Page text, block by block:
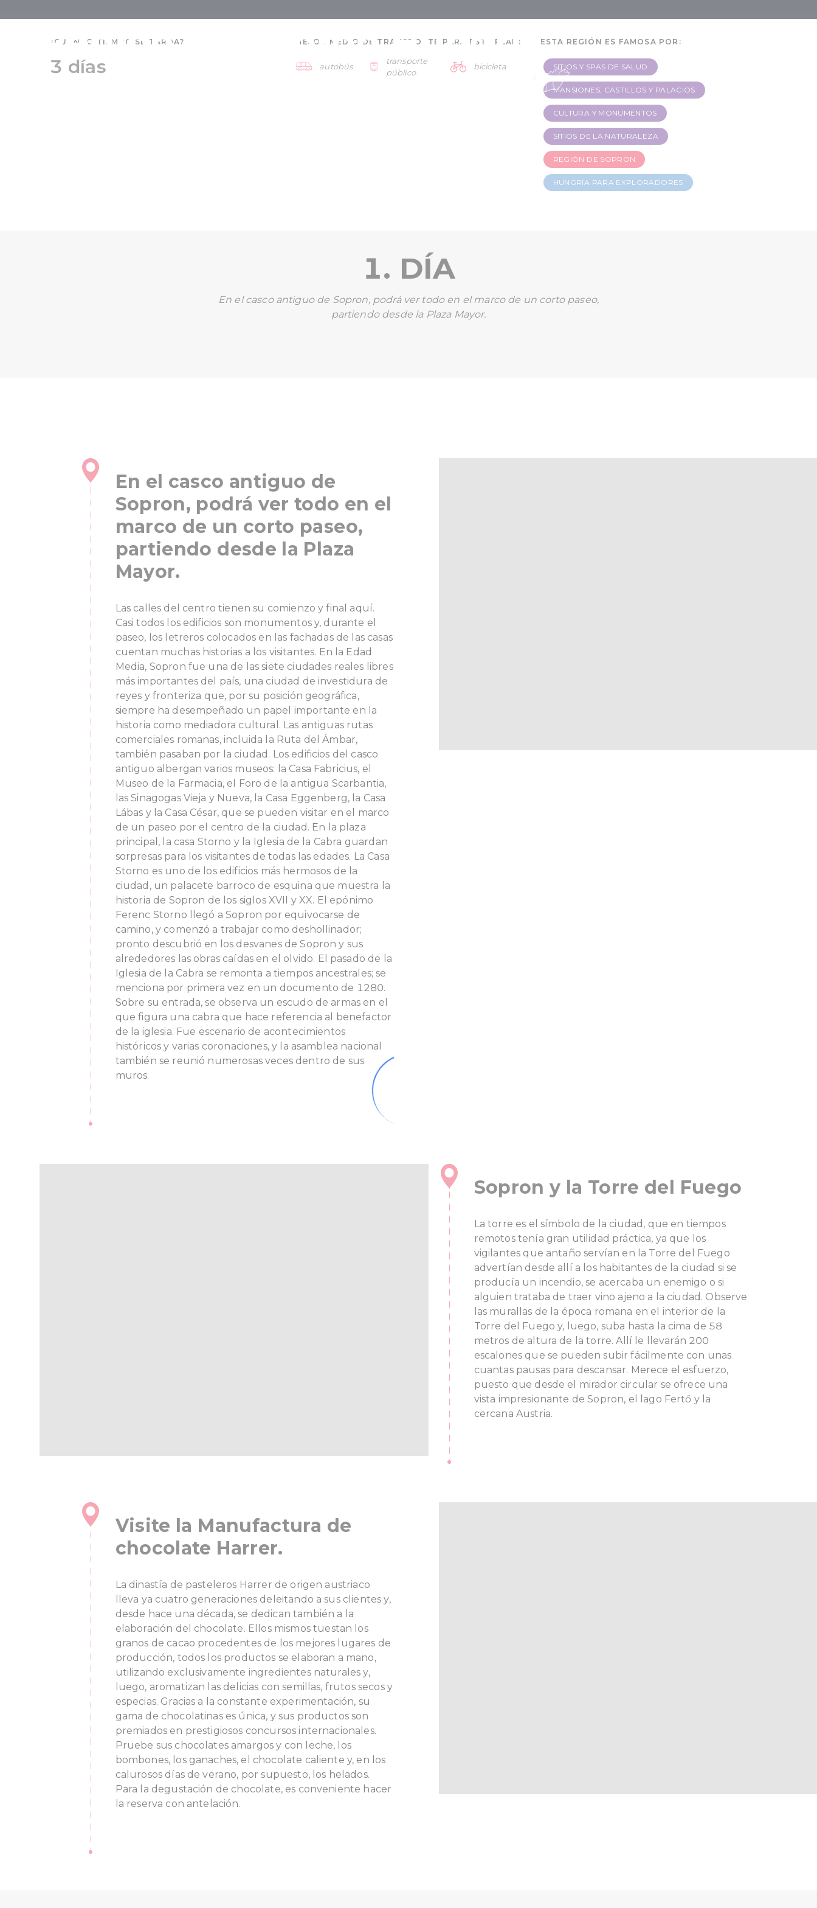
Región de Sopron Hungría
para exploradores - 3 días
¿CUÁNTO TIEMPO SE TARDA?
3 días
MEJOR MEDIO DE TRANSPORTE PARA ESTE PLAN:
autobús
transporte
público
bicicleta
ESTA REGIÓN ES FAMOSA POR:
SITIOS Y SPAS DE SALUD
MANSIONES, CASTILLOS Y PALACIOS
CULTURA Y MONUMENTOS
SITIOS DE LA NATURALEZA
REGIÓN DE SOPRON
HUNGRÍA PARA EXPLORADORES
1. DÍA
En el casco antiguo de Sopron, podrá ver todo en el marco de un corto paseo,
partiendo desde la Plaza Mayor.
En el casco antiguo de
Sopron, podrá ver todo en el
marco de un corto paseo,
partiendo desde la Plaza
Mayor.
Las calles del centro tienen su comienzo y final aquí.
Casi todos los edificios son monumentos y, durante el
paseo, los letreros colocados en las fachadas de las casas
cuentan muchas historias a los visitantes. En la Edad
Media, Sopron fue una de las siete ciudades reales libres
más importantes del país, una ciudad de investidura de
reyes y fronteriza que, por su posición geográfica,
siempre ha desempeñado un papel importante en la
historia como mediadora cultural. Las antiguas rutas
comerciales romanas, incluida la Ruta del Ámbar,
también pasaban por la ciudad. Los edificios del casco
antiguo albergan varios museos: la Casa Fabricius, el
Museo de la Farmacia, el Foro de la antigua Scarbantia,
las Sinagogas Vieja y Nueva, la Casa Eggenberg, la Casa
Lábas y la Casa César, que se pueden visitar en el marco
de un paseo por el centro de la ciudad. En la plaza
principal, la casa Storno y la Iglesia de la Cabra guardan
sorpresas para los visitantes de todas las edades. La Casa
Storno es uno de los edificios más hermosos de la
ciudad, un palacete barroco de esquina que muestra la
historia de Sopron de los siglos XVII y XX. El epónimo
Ferenc Storno llegó a Sopron por equivocarse de
camino, y comenzó a trabajar como deshollinador;
pronto descubrió en los desvanes de Sopron y sus
alrededores las obras caídas en el olvido. El pasado de la
Iglesia de la Cabra se remonta a tiempos ancestrales; se
menciona por primera vez en un documento de 1280.
Sobre su entrada, se observa un escudo de armas en el
que figura una cabra que hace referencia al benefactor
de la iglesia. Fue escenario de acontecimientos
históricos y varias coronaciones, y la asamblea nacional
también se reunió numerosas veces dentro de sus
muros.
Sopron y la Torre del Fuego
La torre es el símbolo de la ciudad, que en tiempos
remotos tenía gran utilidad práctica, ya que los
vigilantes que antaño servían en la Torre del Fuego
advertían desde allí a los habitantes de la ciudad si se
producía un incendio, se acercaba un enemigo o si
alguien trataba de traer vino ajeno a la ciudad. Observe
las murallas de la época romana en el interior de la
Torre del Fuego y, luego, suba hasta la cima de 58
metros de altura de la torre. Allí le llevarán 200
escalones que se pueden subir fácilmente con unas
cuantas pausas para descansar. Merece el esfuerzo,
puesto que desde el mirador circular se ofrece una
vista impresionante de Sopron, el lago Fertő y la
cercana Austria.
Visite la Manufactura de
chocolate Harrer.
La dinastía de pasteleros Harrer de origen austriaco
lleva ya cuatro generaciones deleitando a sus clientes y,
desde hace una década, se dedican también a la
elaboración del chocolate. Ellos mismos tuestan los
granos de cacao procedentes de los mejores lugares de
producción, todos los productos se elaboran a mano,
utilizando exclusivamente ingredientes naturales y,
luego, aromatizan las delicias con semillas, frutos secos y
especias. Gracias a la constante experimentación, su
gama de chocolatinas es única, y sus productos son
premiados en prestigiosos concursos internacionales.
Pruebe sus chocolates amargos y con leche, los
bombones, los ganaches, el chocolate caliente y, en los
calurosos días de verano, por supuesto, los helados.
Para la degustación de chocolate, es conveniente hacer
la reserva con antelación.